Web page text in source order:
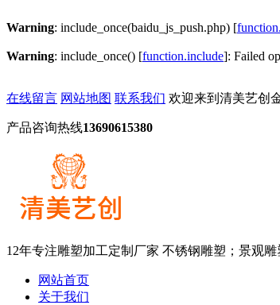
Warning: include_once(baidu_js_push.php) [
Warning: include_once() [function.include]: Failed
在线留言 网站地图 联系我们 欢迎来到清美艺创
产品咨询热线13690615380
12年专注雕塑加工定制厂家 不锈钢雕塑；景观
网站首页
关于我们